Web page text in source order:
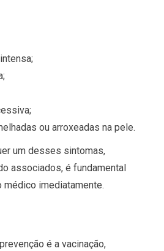
ou arroxeadas na pele.
um desses sintomas,
associados, é fundamental
médico imediatamente.
é a vacinação,